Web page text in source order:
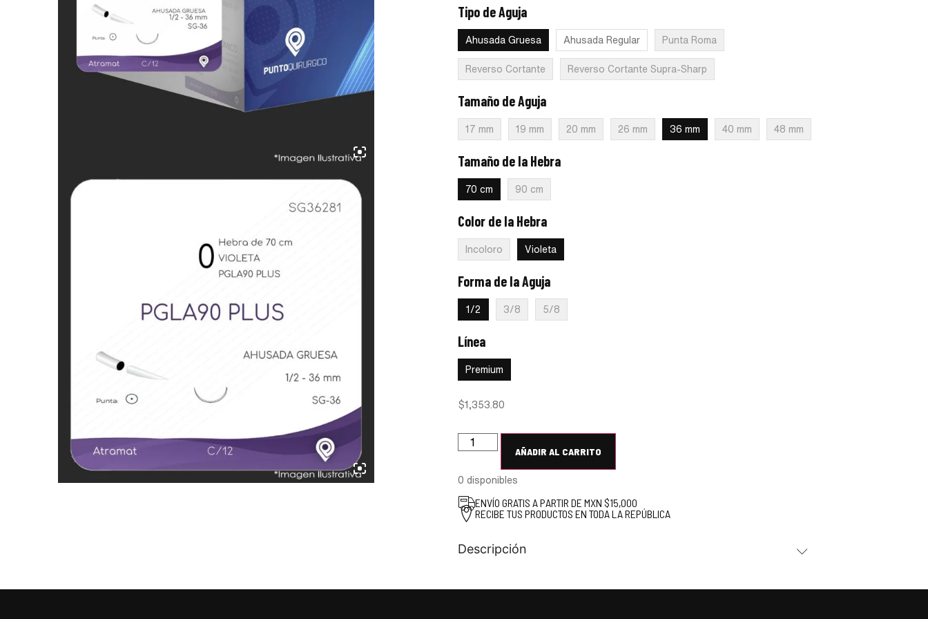
Tipo de Aguja
Ahusada Gruesa Ahusada Regular Punta Roma
Reverso Cortante Reverso Cortante Supra-Sharp
Tamaño de Aguja
17 mm 19 mm 20 mm 26 mm 36 mm 40 mm 48 mm
Tamaño de la Hebra
70 cm 90 cm
Color de la Hebra
Incoloro Violeta
Forma de la Aguja
1/2 3/8 5/8
Línea
Premium
$1,353.80
AÑADIR AL CARRITO
0 disponibles
ENVÍO GRATIS A PARTIR DE MXN $15,000
RECIBE TUS PRODUCTOS EN TODA LA REPÚBLICA
Descripción